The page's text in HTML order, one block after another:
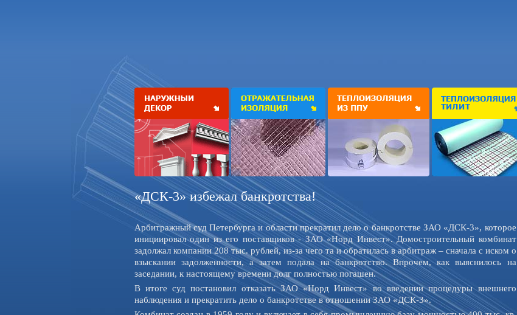
«ДСК-3» избежал банкротства!
Арбитражный суд Петербурга и области прекратил дело о банкротстве ЗАО «ДСК-3», которое
инициировал один из его поставщиков - ЗАО «Норд Инвест». Домостроительный комбинат
задолжал компании 208 тыс. рублей, из-за чего та и обратилась в арбитраж – сначала с иском о
взыскании задолженности, а затем подала на банкротство. Впрочем, как выяснилось на
заседании, к настоящему времени долг полностью погашен.
В итоге суд постановил отказать ЗАО «Норд Инвест» во введении процедуры внешнего
наблюдения и прекратить дело о банкротстве в отношении ЗАО «ДСК-3».